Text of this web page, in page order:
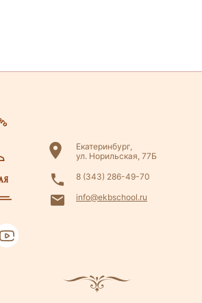
Екатеринбург,
ул. Норильская, 77Б
8 (343) 286-49-70
info@ekbschool.ru